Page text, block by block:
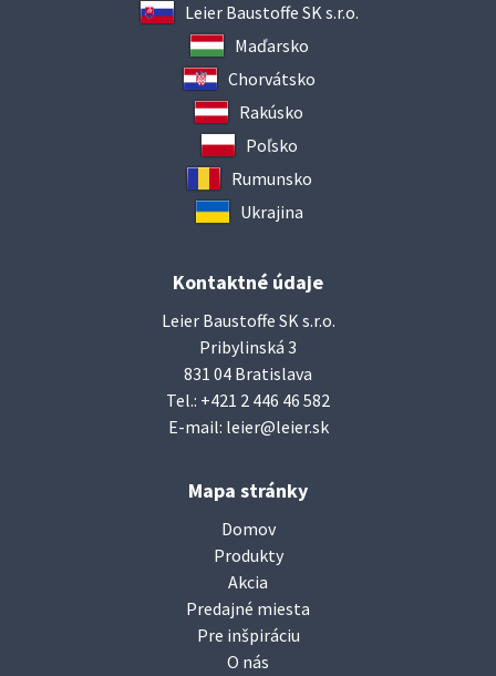
Leier Baustoffe SK s.r.o.
Maďarsko
Chorvátsko
Rakúsko
Poľsko
Rumunsko
Ukrajina
Kontaktné údaje
Leier Baustoffe SK s.r.o.
Pribylinská 3
831 04 Bratislava
Tel.: +421 2 446 46 582
E-mail: leier@leier.sk
Mapa stránky
Domov
Produkty
Akcia
Predajné miesta
Pre inšpiráciu
O nás